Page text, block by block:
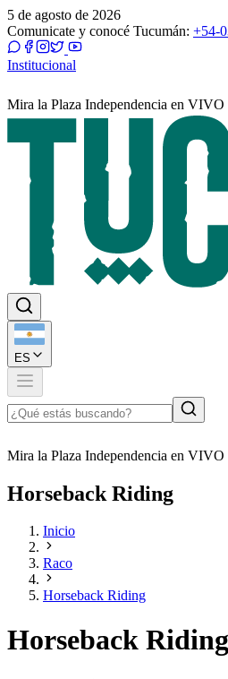
5 de agosto de 2026
Comunicate y conocé Tucumán: +54-
Institucional
Mira la Plaza Independencia en VIVO
ES
Mira la Plaza Independencia en VIVO
Horseback Riding
Inicio
Raco
Horseback Riding
Horseback Riding